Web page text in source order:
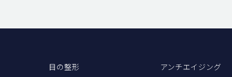
目の整形 アンチエイジング